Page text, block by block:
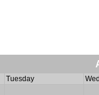
Tuesday